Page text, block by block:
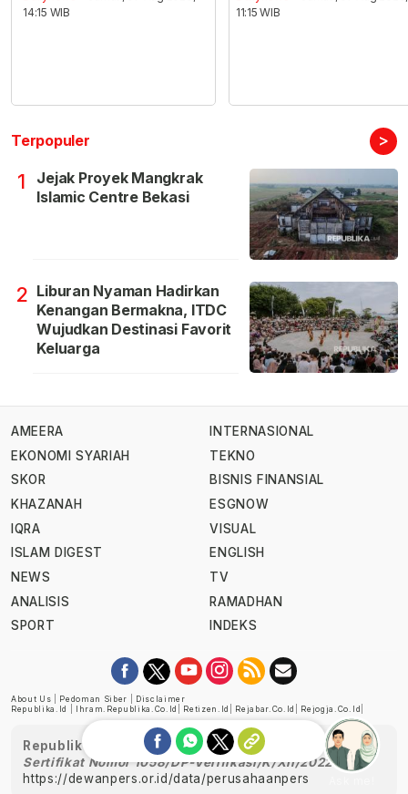
14:15 WIB
11:15 WIB
Terpopuler >
1
Jejak Proyek Mangkrak
Islamic Centre Bekasi
2 Liburan Nyaman Hadirkan
Kenangan Bermakna, ITDC
Wujudkan Destinasi Favorit
Keluarga
AMEERA
EKONOMI SYARIAH
SKOR
KHAZANAH
IQRA
ISLAM DIGEST
NEWS
ANALISIS
SPORT
INTERNASIONAL
TEKNO
BISNIS FINANSIAL
ESGNOW
VISUAL
ENGLISH
TV
RAMADHAN
INDEKS
About Us Pedoman Siber
Disclaimer
Republika.id
Ihram.republika.co.id Retizen.id Rejabar.co.id Rejogja.co.id
Republika telah diverifikasi oleh Dewan Pers
Sertifikat Nomor 1058/DP-Verifikasi/K/XII/2022
https://dewanpers.or.id/data/perusahaanpers